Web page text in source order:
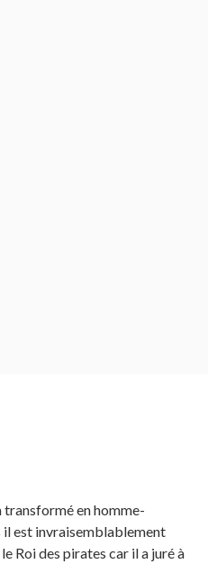
transformé en homme-
est invraisemblablement
Roi des pirates car il a juré à